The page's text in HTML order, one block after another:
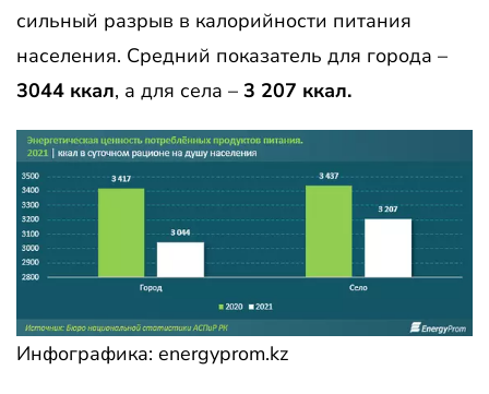
сильный разрыв в калорийности питания
населения. Средний показатель для города –
3044 ккал, а для села – 3 207 ккал.
Инфографика: energyprom.kz